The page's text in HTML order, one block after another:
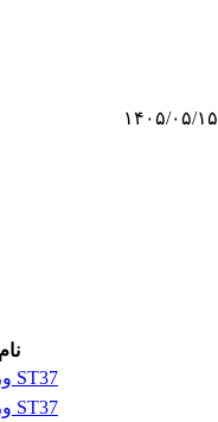
۱۴۰۵/۰۵/۱۵
ورق سیاه ضخامت 8 کاویان اهواز ST37
ورق سیاه ضخامت 8 کاویان اهواز ST37